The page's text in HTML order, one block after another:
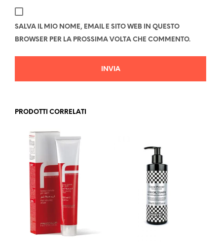
SALVA IL MIO NOME, EMAIL E SITO WEB IN QUESTO
BROWSER PER LA PROSSIMA VOLTA CHE COMMENTO.
PRODOTTI CORRELATI